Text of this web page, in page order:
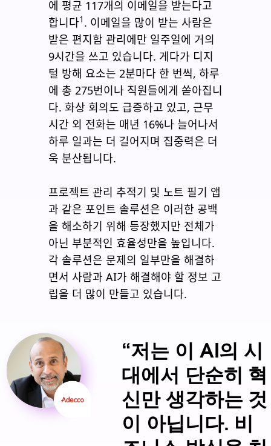
에 평균 117개의 이메일을 받는다고
합니다1 . 이메일을 많이 받는 사람은
받은 편지함 관리에만 일주일에 거의
9시간을 쓰고 있습니다. 게다가 디지
털 방해 요소는 2분마다 한 번씩, 하루
에 총 275번이나 직원들에게 쏟아집니
다. 화상 회의도 급증하고 있고, 근무
시간 외 전화는 매년 16%나 늘어나서
하루 일과는 더 길어지며 집중력은 더
욱 분산됩니다.
프로젝트 관리 추적기 및 노트 필기 앱
과 같은 포인트 솔루션은 이러한 공백
을 해소하기 위해 등장했지만 전체가
아닌 부분적인 효율성만을 높입니다.
각 솔루션은 문제의 일부만을 해결하
면서 사람과 AI가 해결해야 할 정보 고
립을 더 많이 만들고 있습니다.
“저는 이 AI의 시
대에서 단순히 혁
신만 생각하는 것
이 아닙니다. 비